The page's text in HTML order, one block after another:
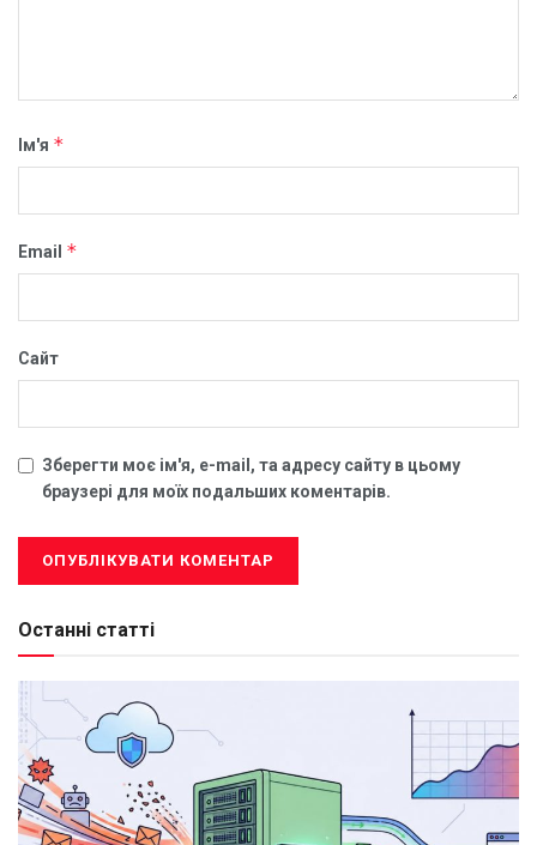
Ім'я *
Email *
Сайт
Зберегти моє ім'я, e-mail, та адресу сайту в цьому
браузері для моїх подальших коментарів.
Останні статті